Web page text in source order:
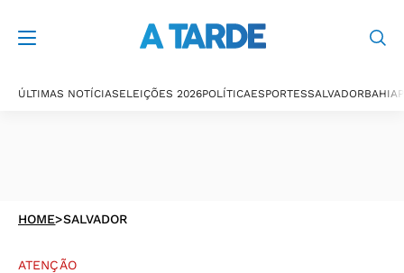
ÚLTIMAS NOTÍCIASELEIÇÕES 2026POLÍTICAESPORTESSALVADORBAHIA
HOME>SALVADOR
ATENÇÃO